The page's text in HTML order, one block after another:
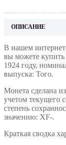
ОПИСАНИЕ
В нашем
вы можете
1924 году,
выпуска: Того.
Монета сделана
учетом текущего
степень
значению: XF-.
Краткая сводка